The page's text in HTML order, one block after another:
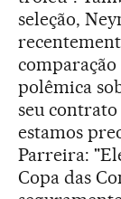
seleção,
comparação
polêmica
seu
estamos
Parreira:
Copa das